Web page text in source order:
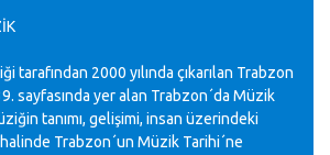
2000 yılında çıkarılan Trabzon
sayfasında yer alan Trabzon´da Müzik
tanımı, gelişimi, insan üzerindeki
Trabzon´un Müzik Tarihi´ne